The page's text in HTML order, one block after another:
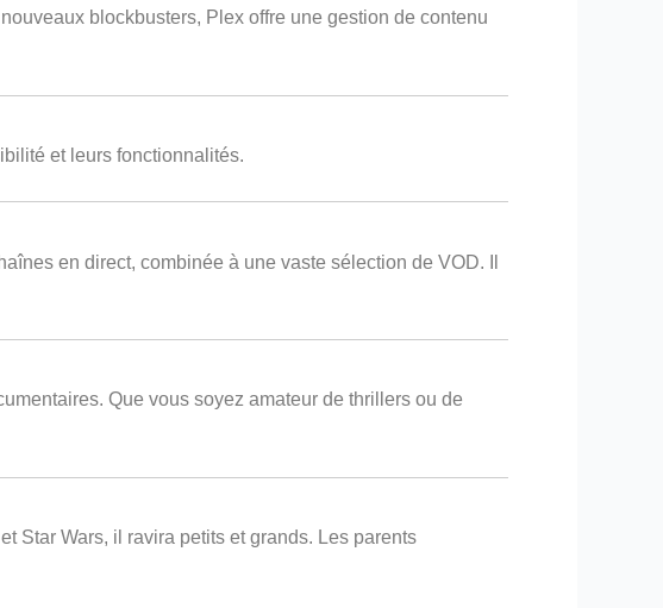
blockbusters, Plex offre une gestion de contenu
et leurs fonctionnalités.
en direct, combinée à une vaste sélection de VOD. Il
Que vous soyez amateur de thrillers ou de
Star Wars, il ravira petits et grands. Les parents